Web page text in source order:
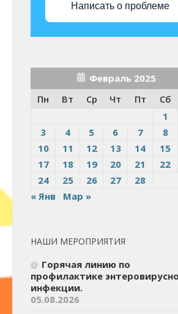
Написать о проблеме
Февраль 2025
Пн
Вт Ср Чт Пт Сб
1
3
4 5 6 7 8
10
11 12 13 14 15
17
18 19 20 21 22
24
25 26 27
28
« Янв
Мар »
НАШИ МЕРОПРИЯТИЯ
Горячая линию по
профилактике
инфекции.
05.08.2026